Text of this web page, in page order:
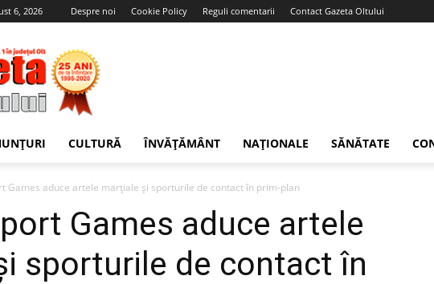
6, 2026 Despre noi Cookie Policy Reguli comentarii Contact Gazeta Oltului
Oltului
CULTURĂ ÎNVĂȚĂMÂNT NAȚIONALE SĂNĂTATE
Games aduce artele marțiale și sporturile de contact în prim-plan
Games aduce artele
sporturile de contact în